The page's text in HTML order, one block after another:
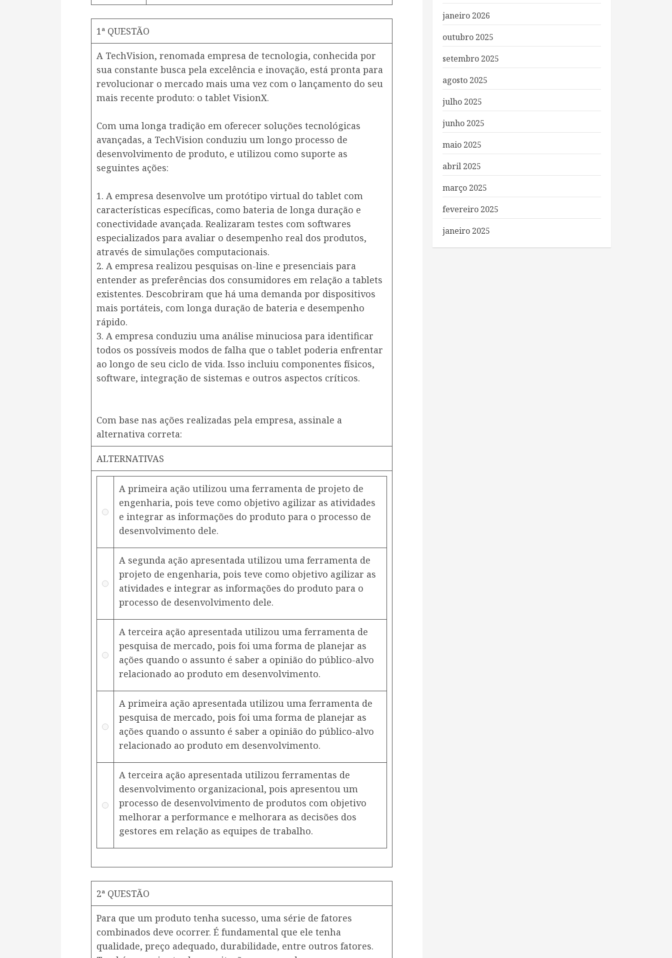
1ª QUESTÃO
A TechVision, renomada empresa de tecnologia, conhecida por
sua constante busca pela excelência e inovação, está pronta para
revolucionar o mercado mais uma vez com o lançamento do seu
mais recente produto: o tablet VisionX.
Com uma longa tradição em oferecer soluções tecnológicas
avançadas, a TechVision conduziu um longo processo de
desenvolvimento de produto, e utilizou como suporte as
seguintes ações:
1. A empresa desenvolve um protótipo virtual do tablet com
características específicas, como bateria de longa duração e
conectividade avançada. Realizaram testes com softwares
especializados para avaliar o desempenho real dos produtos,
através de simulações computacionais.
2. A empresa realizou pesquisas on-line e presenciais para
entender as preferências dos consumidores em relação a tablets
existentes. Descobriram que há uma demanda por dispositivos
mais portáteis, com longa duração de bateria e desempenho
rápido.
3. A empresa conduziu uma análise minuciosa para identificar
todos os possíveis modos de falha que o tablet poderia enfrentar
ao longo de seu ciclo de vida. Isso incluiu componentes físicos,
software, integração de sistemas e outros aspectos críticos.
Com base nas ações realizadas pela empresa, assinale a
alternativa correta:
ALTERNATIVAS
A primeira ação utilizou uma ferramenta de projeto de
engenharia, pois teve como objetivo agilizar as atividades
e integrar as informações do produto para o processo de
desenvolvimento dele.
A segunda ação apresentada utilizou uma ferramenta de
projeto de engenharia, pois teve como objetivo agilizar as
atividades e integrar as informações do produto para o
processo de desenvolvimento dele.
A terceira ação apresentada utilizou uma ferramenta de
pesquisa de mercado, pois foi uma forma de planejar as
ações quando o assunto é saber a opinião do público-alvo
relacionado ao produto em desenvolvimento.
A primeira ação apresentada utilizou uma ferramenta de
pesquisa de mercado, pois foi uma forma de planejar as
ações quando o assunto é saber a opinião do público-alvo
relacionado ao produto em desenvolvimento.
A terceira ação apresentada utilizou ferramentas de
desenvolvimento organizacional, pois apresentou um
processo de desenvolvimento de produtos com objetivo
melhorar a performance e melhorara as decisões dos
gestores em relação as equipes de trabalho.
2ª QUESTÃO
Para que um produto tenha sucesso, uma série de fatores
combinados deve ocorrer. É fundamental que ele tenha
qualidade, preço adequado, durabilidade, entre outros fatores.
janeiro 2026
outubro 2025
setembro 2025
agosto 2025
julho 2025
junho 2025
maio 2025
abril 2025
março 2025
fevereiro 2025
janeiro 2025